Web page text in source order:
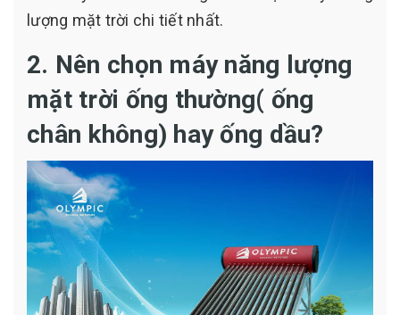
lượng mặt trời chi tiết nhất.
2. Nên chọn máy năng lượng
mặt trời ống thường( ống
chân không) hay ống dầu?